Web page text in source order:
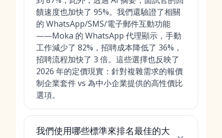
饋速度也加快了 95%。我們還驗證了相關
的 WhatsApp/SMS/電子郵件互動功能
——Moka 的 WhatsApp 代理顯示，手動
工作減少了 82%，招聘成本降低了 36%，
招聘流程加快了 3 倍。這些選擇也反映了
2026 年的定價現實：針對複雜需求的報價
制企業套件 vs 為中小企業提供的高性價比
選項。
我們使用哪些標準來排名最佳的大